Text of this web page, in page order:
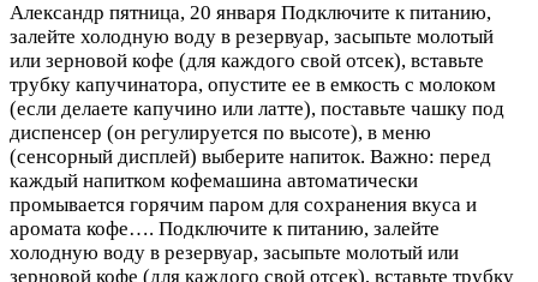
Александр пятница, 20 января Подключите к питанию,
залейте холодную воду в резервуар, засыпьте молотый
или зерновой кофе (для каждого свой отсек), вставьте
трубку капучинатора, опустите ее в емкость с молоком
(если делаете капучино или латте), поставьте чашку под
диспенсер (он регулируется по высоте), в меню
(сенсорный дисплей) выберите напиток. Важно: перед
каждый напитком кофемашина автоматически
промывается горячим паром для сохранения вкуса и
аромата кофе…. Подключите к питанию, залейте
холодную воду в резервуар, засыпьте молотый или
зерновой кофе (для каждого свой отсек), вставьте трубку